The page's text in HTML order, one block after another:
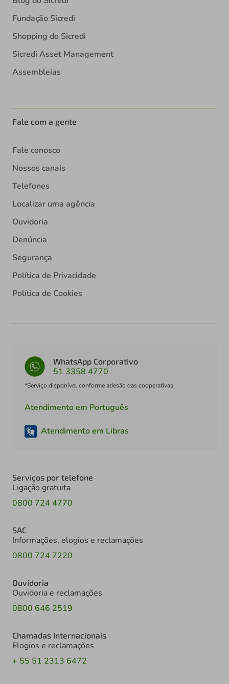
Fundação Sicredi
Shopping do Sicredi
Sicredi Asset Management
Assembleias
Fale com a gente
Fale conosco
Nossos canais
Telefones
Localizar uma agência
Ouvidoria
Denúncia
Segurança
Política de Privacidade
Política de Cookies
WhatsApp Corporativo
51 3358 4770
*Serviço disponível conforme adesão das cooperativas
Atendimento em Português
Atendimento em Libras
Serviços por telefone
Ligação gratuita
0800 724 4770
SAC
Informações, elogios e reclamações
0800 724 7220
Ouvidoria
Ouvidoria e reclamações
0800 646 2519
Chamadas Internacionais
Elogios e reclamações
+ 55 51 2313 6472